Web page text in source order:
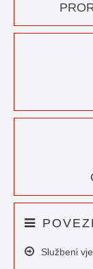
Službeni